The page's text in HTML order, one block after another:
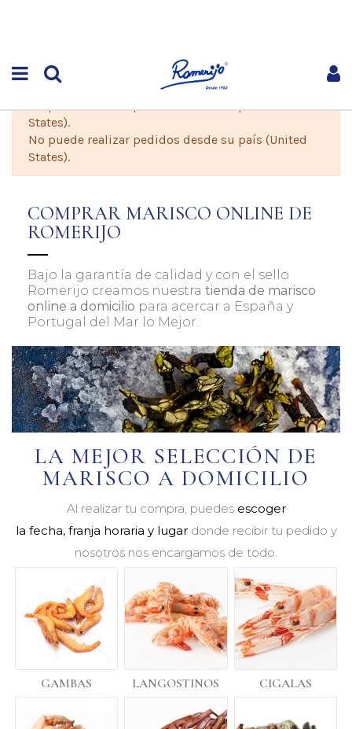
States).
No puede realizar pedidos desde su país (United
States).
COMPRAR MARISCO ONLINE DE
ROMERIJO
Bajo la garantía de calidad y con el sello
Romerijo creamos nuestra tienda de marisco
online a domicilio para acercar a España y
Portugal del Mar lo Mejor.
LA MEJOR SELECCIÓN DE
MARISCO A DOMICILIO
Al realizar tu compra, puedes escoger
la fecha, franja horaria y lugar donde recibir tu pedido y
nosotros nos encargamos de todo.
GAMBAS LANGOSTINOS CIGALAS